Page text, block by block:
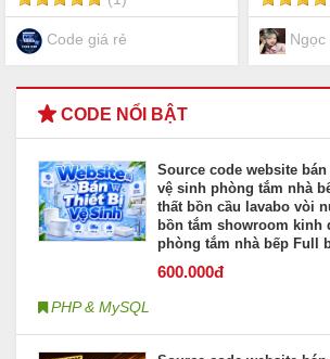
thất cao cấp source code
nội thấtCode giá rẻ Ngọc
CODE NỔI BẬT
Source code website
vệ sinh phòng tắm nhà
thất bồn cầu lavabo vòi
bồn tắm showroom kinh
phòng tắm nhà bếp Full
600.000đ
PHP & MySQL